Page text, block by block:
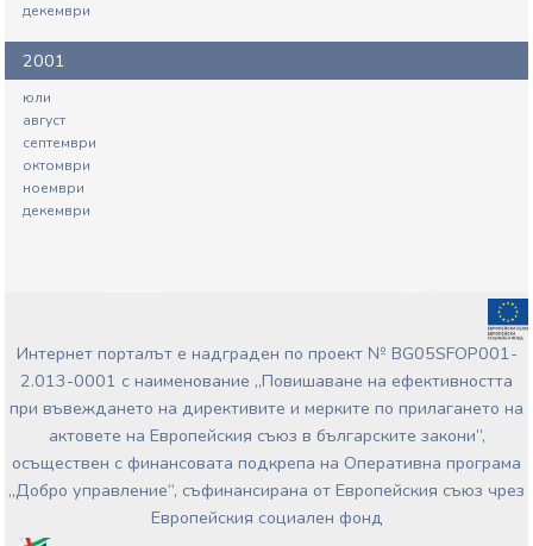
декември
2001
юли
август
септември
октомври
ноември
декември
Интернет порталът е надграден по проект № BG05SFOP001-
2.013-0001 с наименование „Повишаване на ефективността
при въвеждането на директивите и мерките по прилагането на
актовете на Европейския съюз в българските закони”,
осъществен с финансовата подкрепа на Оперативна програма
„Добро управление“, съфинансирана от Европейския съюз чрез
Европейския социален фонд